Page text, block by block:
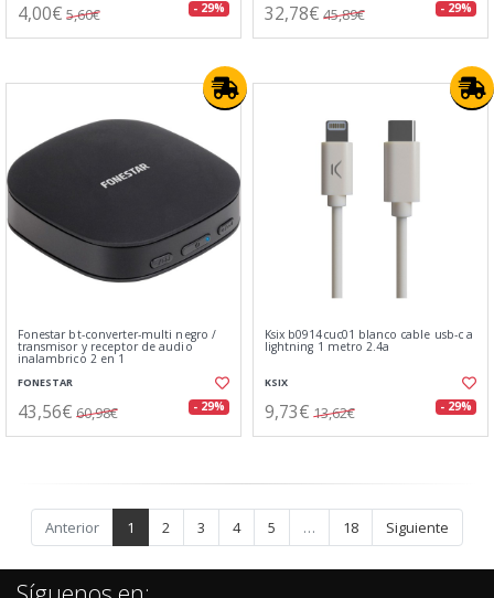
4,00€ 5,60€ - 29% 32,78€ 45,89€ - 29%
Fonestar bt-converter-multi negro /
transmisor y receptor de audio
inalambrico 2 en 1
FONESTAR
43,56€ 60,98€ - 29%
Ksix b0914cuc01 blanco cable usb-c a
lightning 1 metro 2.4a
KSIX
9,73€ 13,62€ - 29%
Anterior 1 2 3 4 5 … 18 Siguiente